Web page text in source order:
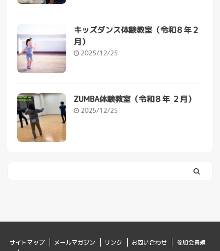
キッズダンス体験教室（令和８年２
月）
2025/12/25
ZUMBA体験教室（令和８年 ２月）
2025/12/25
サイトマップ メールマガジン リンク お問い合わせ
参加会員規